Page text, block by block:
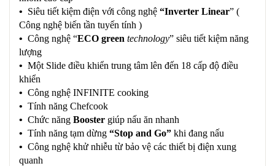
• Siêu tiết kiệm điện với công nghệ “Inverter Linear” (
Công nghệ biến tần tuyến tính )
• Công nghệ “ECO green technology” siêu tiết kiệm năng
lượng
• Một Slide điều khiển trung tâm lên đến 18 cấp độ điều
khiển
• Công nghệ INFINITE cooking
• Tính năng Chefcook
• Chức năng Booster giúp nấu ăn nhanh
• Tính năng tạm dừng “Stop and Go” khi đang nấu
• Công nghệ khử nhiễu từ bảo vệ các thiết bị điện xung
quanh